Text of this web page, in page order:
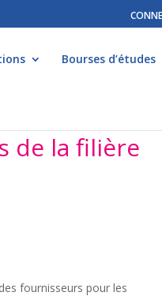
Bourses d’études
de la filière
fournisseurs pour les